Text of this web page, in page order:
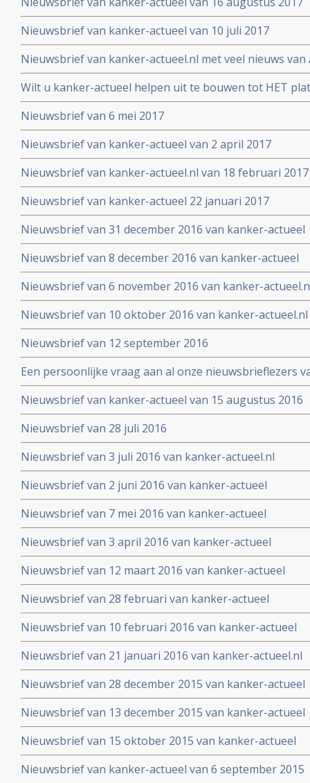
Nieuwsbrief van kanker-actueel van 10 juli 2017
Nieuwsbrief van kanker-actueel.nl met veel nieuws van
2017
Wilt u kanker-actueel helpen uit te bouwen tot HET
hun naasten?
Nieuwsbrief van 6 mei 2017
Nieuwsbrief van kanker-actueel van 2 april 2017
Nieuwsbrief van kanker-actueel.nl van 18 februari 2017
Nieuwsbrief van kanker-actueel 22 januari 2017
Nieuwsbrief van 31 december 2016 van kanker-actueel
Nieuwsbrief van 8 december 2016 van kanker-actueel
Nieuwsbrief van 6 november 2016 van kanker-
Nieuwsbrief van 10 oktober 2016 van kanker-actueel.nl
Nieuwsbrief van 12 september 2016
Een persoonlijke vraag aan al onze nieuwsbrieflezers
Nieuwsbrief van kanker-actueel van 15 augustus 2016
Nieuwsbrief van 28 juli 2016
Nieuwsbrief van 3 juli 2016 van kanker-actueel.nl
Nieuwsbrief van 2 juni 2016 van kanker-actueel
Nieuwsbrief van 7 mei 2016 van kanker-actueel
Nieuwsbrief van 3 april 2016 van kanker-actueel
Nieuwsbrief van 12 maart 2016 van kanker-actueel
Nieuwsbrief van 28 februari van kanker-actueel
Nieuwsbrief van 10 februari 2016 van kanker-actueel
Nieuwsbrief van 21 januari 2016 van kanker-actueel.nl
Nieuwsbrief van 28 december 2015 van kanker-actueel
Nieuwsbrief van 13 december 2015 van kanker-actueel
Nieuwsbrief van 15 oktober 2015 van kanker-actueel
Nieuwsbrief van kanker-actueel van 6 september 2015